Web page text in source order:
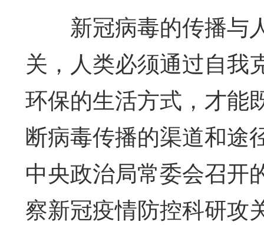
新冠病毒的传播与
关，人类必须通过自我
环保的生活方式，才能
断病毒传播的渠道和途
中央政治局常委会召开
察新冠疫情防控科研攻